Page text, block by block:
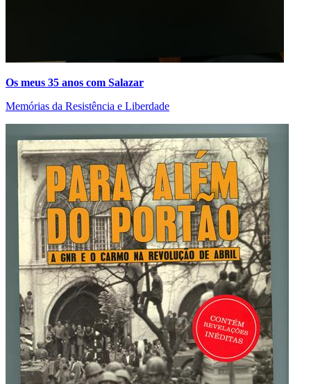
Os meus 35 anos com Salazar
Memórias da Resistência e Liberdade